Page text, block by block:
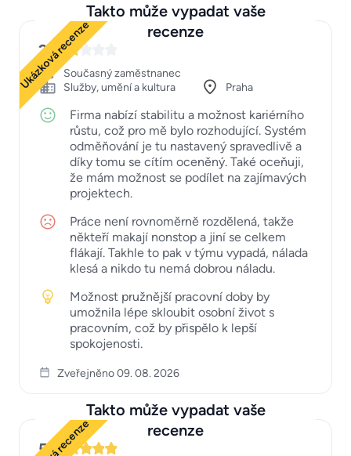
Takto může vypadat vaše
recenze
Ukázková recenze
2
Současný zaměstnanec
Služby, umění a kultura
Praha
Firma nabízí stabilitu a možnost kariérního
růstu, což pro mě bylo rozhodující. Systém
odměňování je tu nastavený spravedlivě a
díky tomu se cítím oceněný. Také oceňuji,
že mám možnost se podílet na zajímavých
projektech.
Práce není rovnoměrně rozdělená, takže
někteří makají nonstop a jiní se celkem
flákají. Takhle to pak v týmu vypadá, nálada
klesá a nikdo tu nemá dobrou náladu.
Možnost pružnější pracovní doby by
umožnila lépe skloubit osobní život s
pracovním, což by přispělo k lepší
spokojenosti.
Zveřejněno 09. 08. 2026
Takto může vypadat vaše
recenze
5